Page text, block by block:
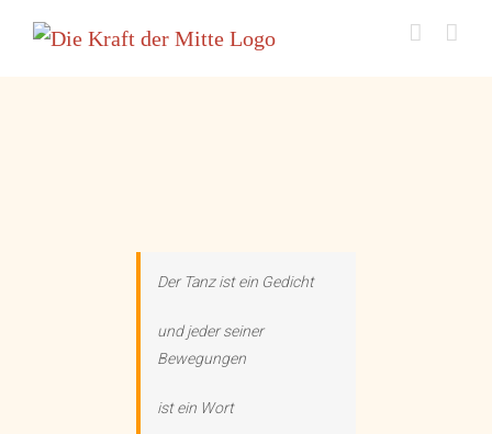
Inhalt
Der Tanz ist ein Gedicht
und jeder seiner
Bewegungen
ist ein Wort